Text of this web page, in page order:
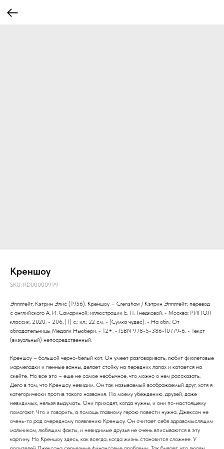
Креншоу
SKU: RD00000999
Эпплгейт, Кэтрин Элис (1956). Креншоу = Crenshaw / Кэтрин Эпплгейт; перевод
с английского А. И. Самариной; иллюстрации Е. П. Гнедковой. - Москва: РИПОЛ
классик, 2020. - 206, [1] с.: ил.; 22 см. - (Сумка чудес). - На обл.: От
обладательницы Медали Ньюбери. - 12+. - ISBN 978-5-386-10779-6. - Текст
(визуальный) непосредственный.
Креншоу – большой черно-белый кот. Он умеет разговаривать, любит фиолетовые
мармеладки и пенные ванны, делает стойку на передних лапах и катается на
скейте. Но все это – еще не самое необычное, что можно о нем рассказать.
Дело в том, что Креншоу невидим. Он так называемый воображаемый друг, хотя я
категорически против такого названия. По моему убеждению, друзей, даже
невидимых, нельзя выдумать. Они приходят, когда нужны, и они по-настоящему
помогают. Что и говорить, а помощь главному герою повести нужна. Джексон не
очень-то рад очередному появлению Креншоу. Он считает себя здравомыслящим
мальчиком, любящим факты, и невидимые друзья не очень вписываются в эту
картину. Но Креншоу здесь, как всегда, когда жизнь становится сложнее. У